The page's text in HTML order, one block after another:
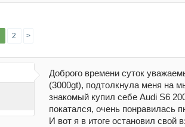
2 >
Доброго времени суток
(3000gt), подтолкнула меня на
знакомый купил себе Audi S6
покатался, очень понравилась
И вот я в итоге остановил свой